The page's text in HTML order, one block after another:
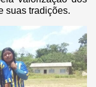
suas tradições.